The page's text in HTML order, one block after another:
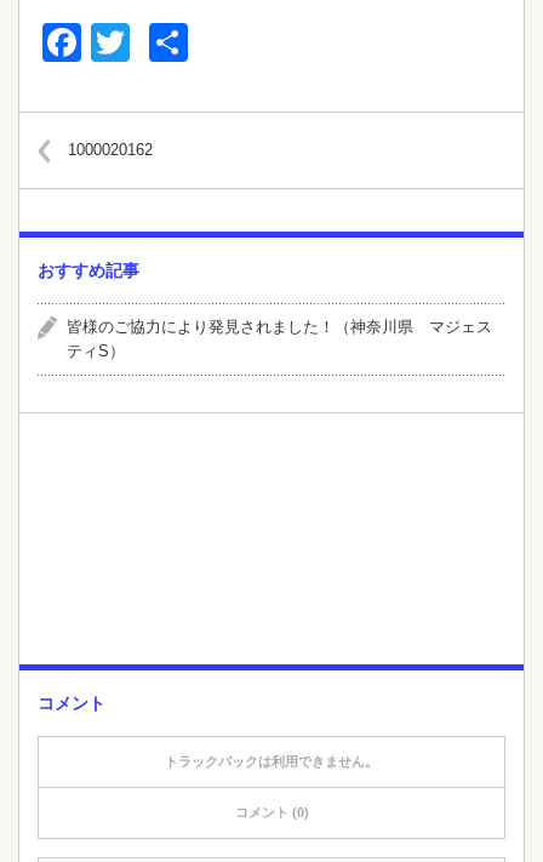
Facebook
Twitter
1000020162
おすすめ記事
皆様のご協力により発見されました！（神奈川県 マジェス
ティS）
コメント
トラックバックは利用できません。
コメント (0)